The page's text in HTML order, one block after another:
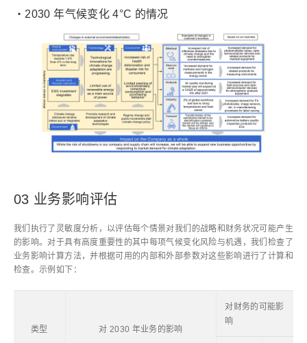
・2030 年气候变化 4°C 的情况
03 业务影响评估
我们执行了灵敏度分析，以评估每个情景对我们的战略和财务状况可能产生
的影响。对于具有高度重要性的其中每项气候变化风险与机遇，我们检查了
业务影响计算方法，并根据可用的内部和外部参数对这些影响进行了计算和
检查。示例如下：
类型 对 2030 年业务的影响
对财务的可能影
响